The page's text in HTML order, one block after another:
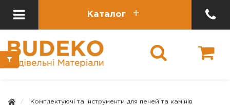
Каталог
Комплектуючі та інструменти для печей та камінів